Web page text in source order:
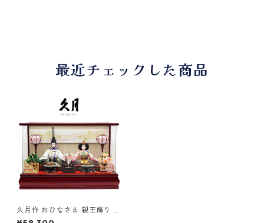
最近チェックした商品
久月作 おひなさま 親王飾り ア
クリルケース入り ワインレ